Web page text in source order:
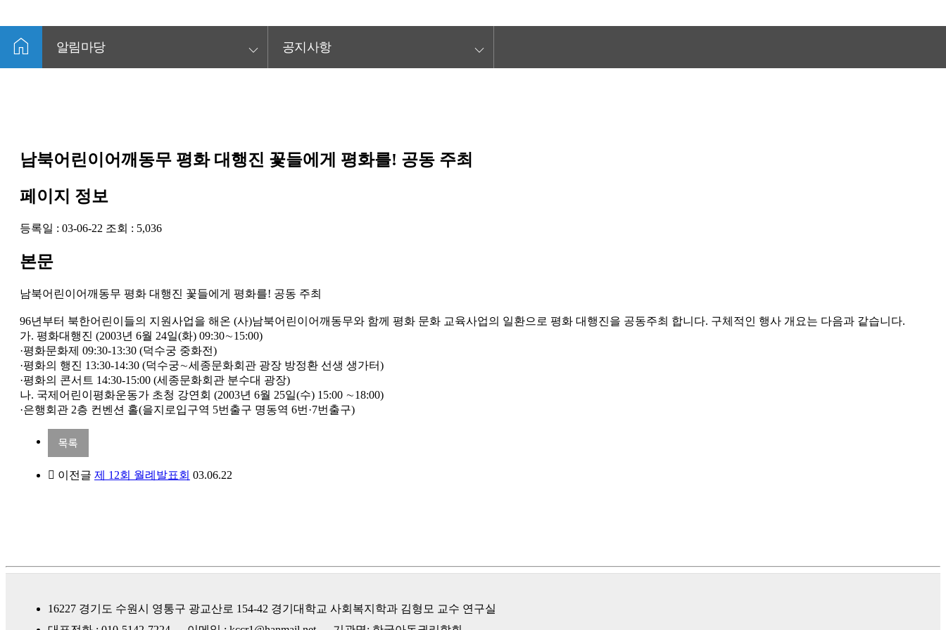
home 알림마당 keyboard_arrow_down 공지사항 keyboard_arrow_down
남북어린이어깨동무 평화 대행진 꽃들에게 평화를! 공동 주최
페이지 정보
등록일 : 03-06-22 조회 : 5,036
본문
남북어린이어깨동무 평화 대행진 꽃들에게 평화를! 공동 주최
96년부터 북한어린이들의 지원사업을 해온 (사)남북어린이어깨동무와 함께 평화 문화 교육사업의 일환으로 평화 대행진을 공동주최 합니다. 구체적인 행사 개요는 다음과 같습니다.
가. 평화대행진 (2003년 6월 24일(화) 09:30∼15:00)
·평화문화제 09:30-13:30 (덕수궁 중화전)
·평화의 행진 13:30-14:30 (덕수궁∼세종문화회관 광장 방정환 선생 생가터)
·평화의 콘서트 14:30-15:00 (세종문화회관 분수대 광장)
나. 국제어린이평화운동가 초청 강연회 (2003년 6월 25일(수) 15:00 ∼18:00)
·은행회관 2층 컨벤션 홀(을지로입구역 5번출구 명동역 6번·7번출구)
목록
이전글 제 12회 월례발표회 03.06.22
16227 경기도 수원시 영통구 광교산로 154-42 경기대학교 사회복지학과 김형모 교수 연구실